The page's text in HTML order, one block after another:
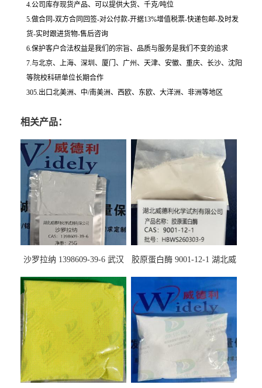
4.公司库存现货产品、可以提供大货、千克/吨位
5.做合同-双方合同回签-对公付款-开据13%增值税票-快递包邮-及时发
货-实时跟进货物-售后咨询
6.保护客户合法权益是我们的宗旨、品质与服务是我们不变的追求
7.与北京、上海、深圳、厦门、广州、天津、安徽、重庆、长沙、沈阳
等院校科研单位长期合作
305.出口北美洲、中/南美洲、西欧、东欧、大洋洲、非洲等地区
相关产品：
沙罗拉纳 1398609-39-6 武汉
胶原蛋白酶 9001-12-1 湖北威